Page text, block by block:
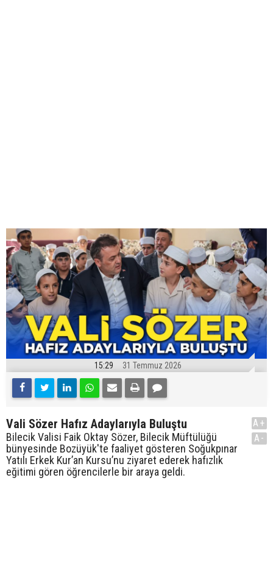
15:29 31 Temmuz 2026
Vali Sözer Hafız Adaylarıyla Buluştu
Bilecik Valisi Faik Oktay Sözer, Bilecik Müftülüğü
bünyesinde Bozüyük'te faaliyet gösteren Soğukpınar
Yatılı Erkek Kur’an Kursu’nu ziyaret ederek hafızlık
eğitimi gören öğrencilerle bir araya geldi.
A+
A-